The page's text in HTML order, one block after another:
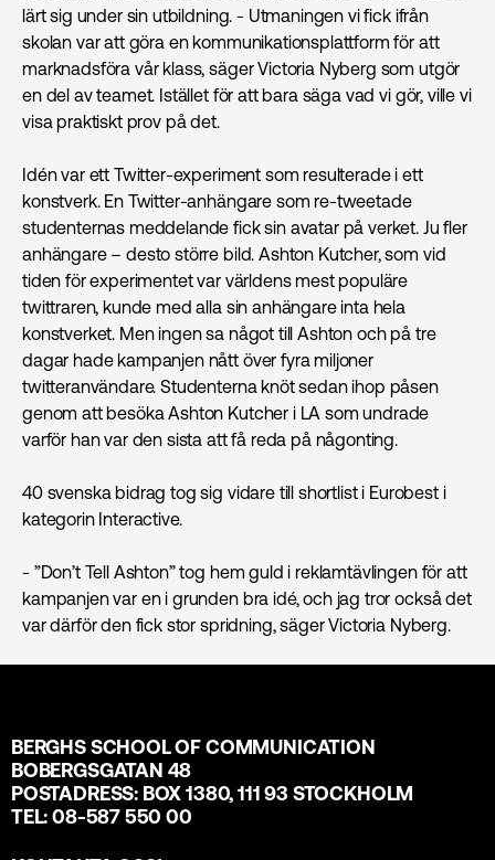
lärt sig under sin utbildning. - Utmaningen vi fick ifrån
skolan var att göra en kommunikations­plattform för att
marknadsföra vår klass, säger Victoria Nyberg som utgör
en del av teamet. Istället för att bara säga vad vi gör, ville vi
visa praktiskt prov på det.
Idén var ett Twitter-experiment som resulterade i ett
konstverk. En Twitter-anhängare som re-tweetade
studenternas meddelande fick sin avatar på verket. Ju fler
anhängare – desto större bild. Ashton Kutcher, som vid
tiden för experimentet var världens mest populäre
twittraren, kunde med alla sin anhängare inta hela
konstverket. Men ingen sa något till Ashton och på tre
dagar hade kampanjen nått över fyra miljoner
twitteranvändare. Studenterna knöt sedan ihop påsen
genom att besöka Ashton Kutcher i LA som undrade
varför han var den sista att få reda på någonting.
40 svenska bidrag tog sig vidare till shortlist i Eurobest i
kategorin Interactive.
- ”Don’t Tell Ashton” tog hem guld i reklamtävlingen för att
kampanjen var en i grunden bra idé, och jag tror också det
var därför den fick stor spridning, säger Victoria Nyberg.
BERGHS SCHOOL OF COMMUNICATION
BOBERGSGATAN 48
POSTADRESS: BOX 1380, 111 93 STOCKHOLM
TEL: 08-587 550 00